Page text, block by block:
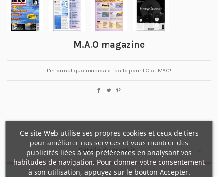
M.A.O magazine
L'informatique musicale facile pour PC et MAC!
Détails du produit
Ce site Web utilise ses propres cookies et ceux de tiers
pour améliorer nos services et vous montrer des
publicités liées à vos préférences en analysant vos
habitudes de navigation. Pour donner votre consentement
à son utilisation, appuyez sur le bouton Accepter.